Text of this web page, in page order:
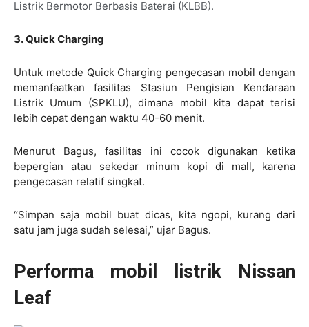
Listrik Bermotor Berbasis Baterai (KLBB).
3. Quick Charging
Untuk metode Quick Charging pengecasan mobil dengan
memanfaatkan fasilitas Stasiun Pengisian Kendaraan
Listrik Umum (SPKLU), dimana mobil kita dapat terisi
lebih cepat dengan waktu 40-60 menit.
Menurut Bagus, fasilitas ini cocok digunakan ketika
bepergian atau sekedar minum kopi di mall, karena
pengecasan relatif singkat.
“Simpan saja mobil buat dicas, kita ngopi, kurang dari
satu jam juga sudah selesai,” ujar Bagus.
Performa mobil listrik Nissan
Leaf